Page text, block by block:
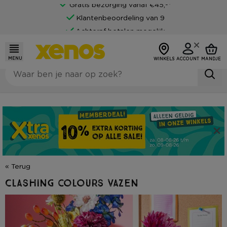
Gratis bezorging vanaf €45,-*
Klantenbeoordeling van 9
Achteraf betalen mogelijk
MENU WINKELS ACCOUNT MANDJE
« Terug
Clashing colours vazen